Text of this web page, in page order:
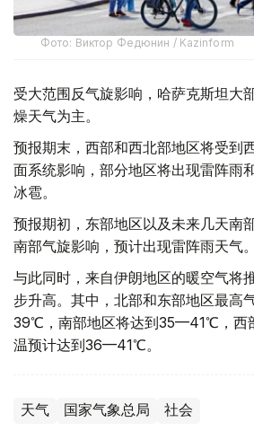
Фото: Виктор Федюнин / Kazinform
受大范围反气旋影响，哈萨克斯坦大
燥天气为主。
预报期末，西部和西北部地区将受到
面系统影响，部分地区将出现雷阵雨
冰雹。
预报期初，东部地区以及未来几天南
南部气旋影响，预计出现雷阵雨天气。
与此同时，来自伊朗地区的暖空气将
步升高。其中，北部和东部地区最高
39℃，南部地区将达到35—41℃，西
温预计达到36—41℃。
天气 国家气象总局 社会